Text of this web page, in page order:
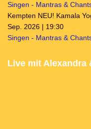
Singen - Mantras &
Kempten NEU! Kamala
Sep. 2026 | 19:30
Singen - Mantras &
Live mit Alexandra